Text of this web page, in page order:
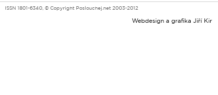
ISSN 1801-6340, © Copyright Poslouchej.net 2003-2012
Webdesign a grafika Jiří Kir